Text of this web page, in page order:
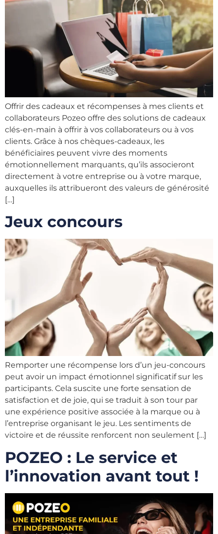
Offrir des cadeaux et récompenses à mes clients et
collaborateurs Pozeo offre des solutions de cadeaux
clés-en-main à offrir à vos collaborateurs ou à vos
clients. Grâce à nos chèques-cadeaux, les
bénéficiaires peuvent vivre des moments
émotionnellement marquants, qu’ils associeront
directement à votre entreprise ou à votre marque,
auxquelles ils attribueront des valeurs de générosité
[…]
Jeux concours
Remporter une récompense lors d’un jeu-concours
peut avoir un impact émotionnel significatif sur les
participants. Cela suscite une forte sensation de
satisfaction et de joie, qui se traduit à son tour par
une expérience positive associée à la marque ou à
l’entreprise organisant le jeu. Les sentiments de
victoire et de réussite renforcent non seulement […]
POZEO : Le service et
l’innovation avant tout !